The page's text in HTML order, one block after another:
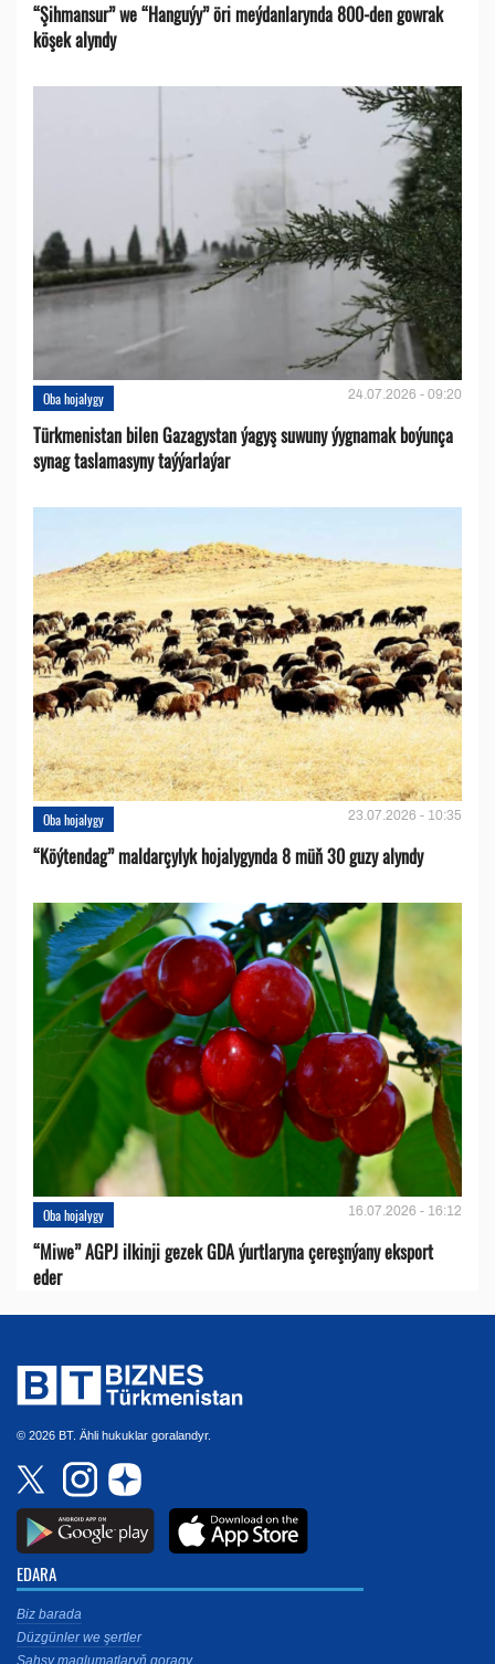
“Şihmansur” we “Hanguýy” öri meýdanlarynda 800-den gowrak
köşek alyndy
Oba hojalygy 24.07.2026 - 09:20
Türkmenistan bilen Gazagystan ýagyş suwuny ýygnamak boýunça
synag taslamasyny taýýarlaýar
Oba hojalygy 23.07.2026 - 10:35
“Köýtendag” maldarçylyk hojalygynda 8 müň 30 guzy alyndy
Oba hojalygy 16.07.2026 - 16:12
“Miwe” AGPJ ilkinji gezek GDA ýurtlaryna çereşnýany eksport
eder
© 2026 BT. Ähli hukuklar goralandyr.
EDARA
Biz barada
Düzgünler we şertler
Şahsy maglumatlaryň goragy